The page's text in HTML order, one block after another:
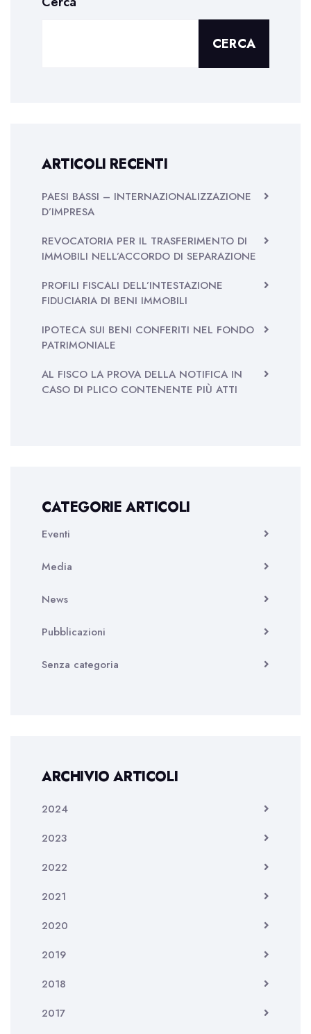
CERCA
ARTICOLI RECENTI
PAESI BASSI – INTERNAZIONALIZZAZIONE
D’IMPRESA
REVOCATORIA PER IL TRASFERIMENTO DI
IMMOBILI NELL’ACCORDO DI SEPARAZIONE
PROFILI FISCALI DELL’INTESTAZIONE
FIDUCIARIA DI BENI IMMOBILI
IPOTECA SUI BENI CONFERITI NEL FONDO
PATRIMONIALE
AL FISCO LA PROVA DELLA NOTIFICA IN
CASO DI PLICO CONTENENTE PIÙ ATTI
CATEGORIE ARTICOLI
Eventi
Media
News
Pubblicazioni
Senza categoria
ARCHIVIO ARTICOLI
2024
2023
2022
2021
2020
2019
2018
2017